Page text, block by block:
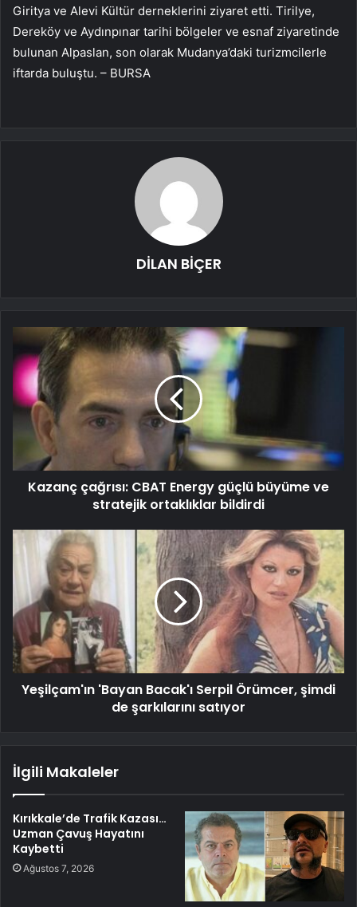
Giritya ve Alevi Kültür derneklerini ziyaret etti. Tirilye,
Dereköy ve Aydınpınar tarihi bölgeler ve esnaf ziyaretinde
bulunan Alpaslan, son olarak Mudanya’daki turizmcilerle
iftarda buluştu. – BURSA
DİLAN BİÇER
Kazanç çağrısı: CBAT Energy güçlü büyüme ve
stratejik ortaklıklar bildirdi
Yeşilçam'ın 'Bayan Bacak'ı Serpil Örümcer, şimdi
de şarkılarını satıyor
İlgili Makaleler
Kırıkkale’de Trafik Kazası…
Uzman Çavuş Hayatını
Kaybetti
Ağustos 7, 2026